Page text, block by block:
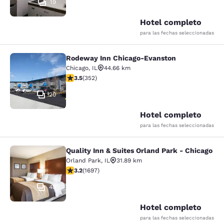
19
Hotel completo
para las fechas seleccionadas
Rodeway Inn Chicago-Evanston
20
Rodeway Inn Chicago-Evanston
Chicago, IL
44.66 km
calificación de 3.47 estrellas. Bueno. 352 reseñas
3.5(352)
Hotel completo
para las fechas seleccionadas
Quality Inn & Suites Orland Park -
48
Quality Inn & Suites Orland Park - Chicago
Orland Park, IL
31.89 km
calificación de 3.22 estrellas. Bueno. 1697 reseñas
3.2(1697)
Hotel completo
para las fechas seleccionadas